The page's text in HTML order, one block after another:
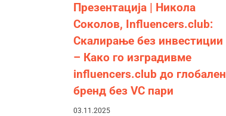
Презентација | Никола
Соколов, Influencers.club:
Скалирање без инвестиции
– Како го изградивме
influencers.club до глобален
бренд без VC пари
03.11.2025